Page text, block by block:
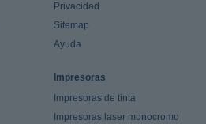
Privacidad
Sitemap
Ayuda
Impresoras
Impresoras de tinta
Impresoras laser monocromo